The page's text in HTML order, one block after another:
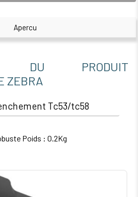
Apercu
DU PRODUIT
ZEBRA
Tc53/tc58
Poids : 0.2Kg